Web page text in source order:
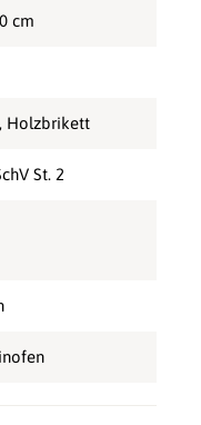
cm
, Holzbrikett
St. 2